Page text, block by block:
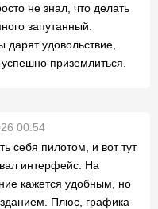
не знал, что делать
запутанный.
удовольствие,
приземлиться.
00:54
себя пилотом, и вот тут
интерфейс. На
кажется удобным, но
Плюс, графика